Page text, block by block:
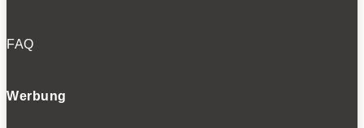
FAQ
Werbung